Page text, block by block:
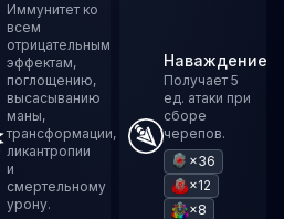
Иммунитет ко
всем
отрицательным
эффектам,
поглощению,
высасыванию
маны,
трансформации,
ликантропии
и
смертельному
урону.
Наваждение
Получает 5
ед. атаки при
сборе
черепов.
×36
×12
×8